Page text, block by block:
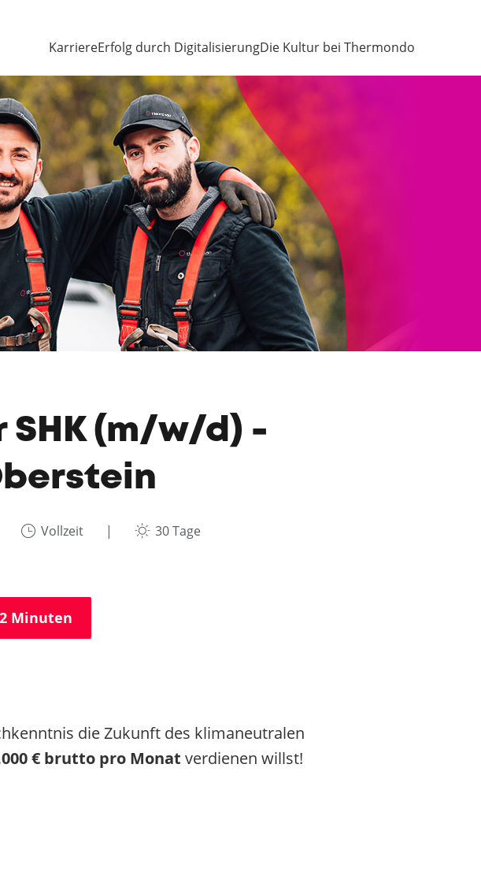
KarriereErfolg durch DigitalisierungDie Kultur bei Thermondo
(m/w/d) -
Vollzeit 30 Tage
Minuten
die Zukunft des klimaneutralen
€ brutto pro Monat verdienen willst!